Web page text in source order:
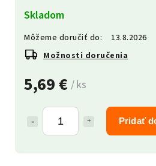
5,69 € / ks
Pridať
Skladom
Môžeme doručiť do:
13.8.2026
Možnosti doručenia